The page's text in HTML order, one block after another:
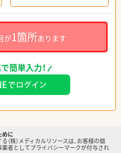
が1箇所あります
簡単入力！
めに
（株）メディカルリソースは、お客様の個
者としてプライバシーマークが付与され